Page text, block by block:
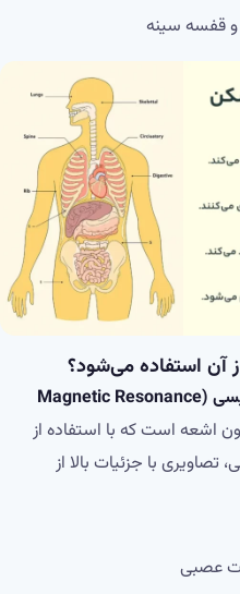
و قفسه سینه
آن استفاده می‌شود؟
تصویربرداری تشدید مغناطیسی (Magnetic Resonance
اشعه است که با استفاده از
با جزئیات بالا از
عصبی